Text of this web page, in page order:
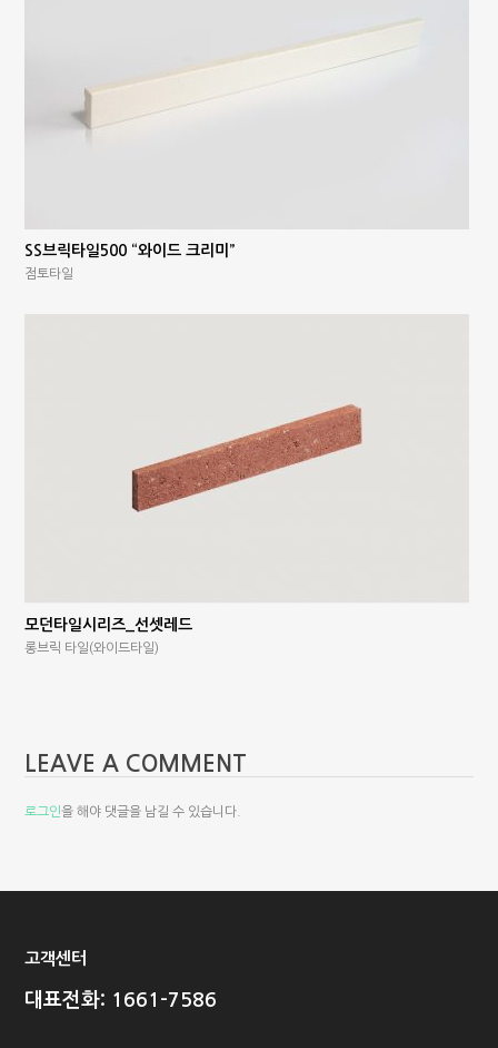
SS브릭타일500 “와이드 크리미”
점토타일
모던타일시리즈_선셋레드
롱브릭 타일(와이드타일)
LEAVE A COMMENT
로그인을 해야 댓글을 남길 수 있습니다.
고객센터
대표전화: 1661-7586